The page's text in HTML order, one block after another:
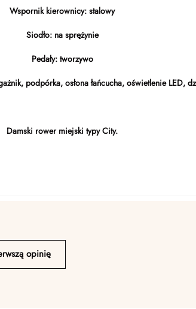
Wspornik kierownicy: stalowy
Siodło: na sprężynie
Pedały: tworzywo
podpórka, osłona łańcucha, oświetlenie LED,
Damski rower miejski typy City.
opinię